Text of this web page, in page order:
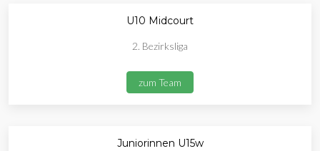
U10 Midcourt
2. Bezirksliga
zum Team
Juniorinnen U15w